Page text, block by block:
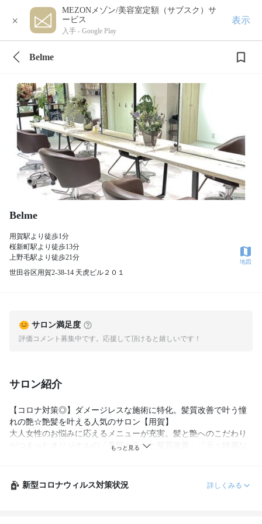
×
MEZONメゾン/美容室定額（サブスク）サ
ービス
入手 - Google Play
表示
Belme
Belme
用賀駅より徒歩1分
桜新町駅より徒歩13分
上野毛駅より徒歩21分
世田谷区用賀2-38-14 天虎ビル２０１
地図
サロン満足度
評価コメント募集中です。応援して頂けると嬉しいです！
サロン紹介
【コロナ対策◎】ダメージレスな施術に特化。髪質改善で叶う憧
れの艶☆艶髪を叶える人気のサロン【用賀】
大人女性のお悩みに応えるメニューが充実。髪と艶へのこだわり
がつまったオリジナルの『美髪カラーと髪質改善』『元々綺麗な
向き合う【Belme】で新しいあなたの魅力を引き出します 。
Belmeの髪質改善はダメージによるお悩み、加齢による髪質の変
新型コロナウィルス対策状況 詳しくみる